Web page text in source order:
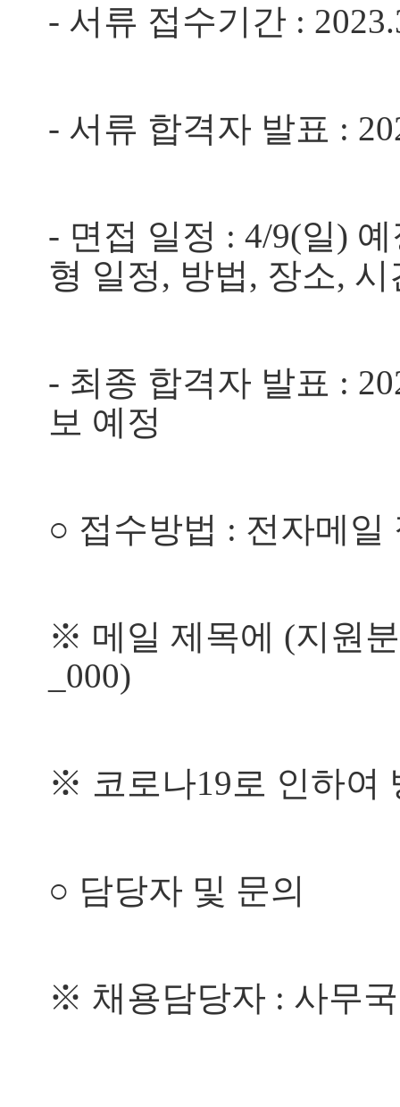
- 서류 접수기간 :
- 서류 합격자 발표 :
- 면접 일정 : 4/9(일)
형 일정, 방법, 장소, 시
- 최종 합격자 발표 :
보 예정
○ 접수방법 : 전자메일
※ 메일 제목에 (지원
_000)
※ 코로나19로 인하여
○ 담당자 및 문의
※ 채용담당자 : 사무